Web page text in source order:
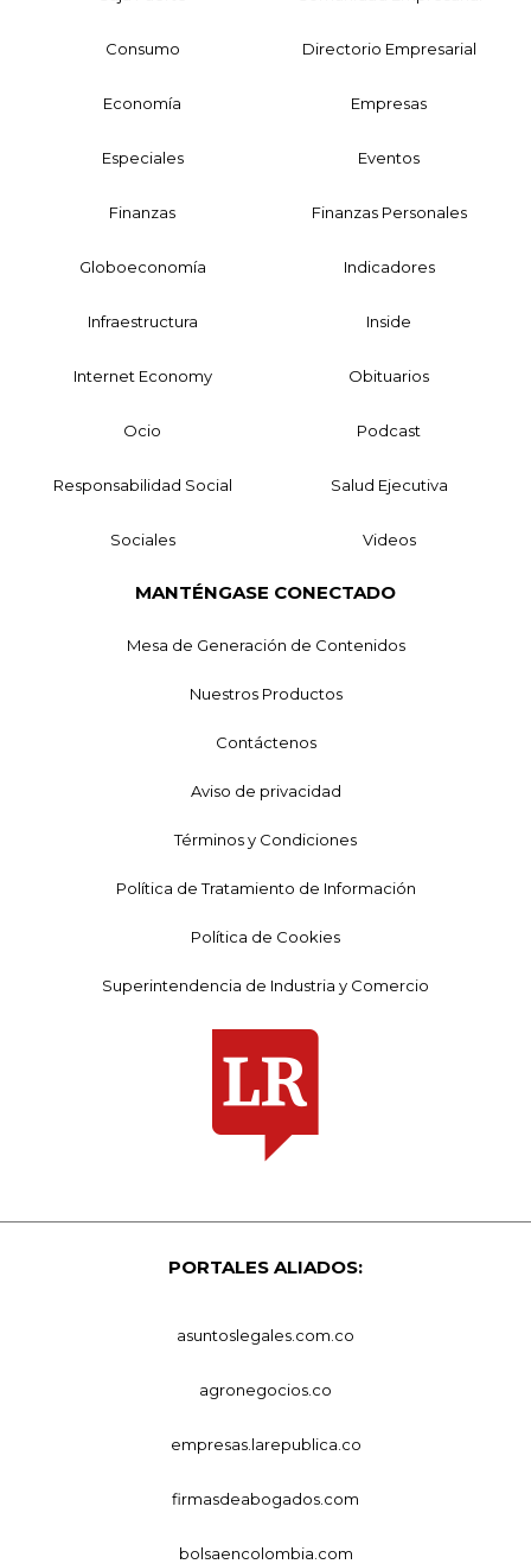
Consumo Directorio Empresarial
Economía Empresas
Especiales Eventos
Finanzas Finanzas Personales
Globoeconomía Indicadores
Infraestructura Inside
Internet Economy Obituarios
Ocio Podcast
Responsabilidad Social Salud Ejecutiva
Sociales Videos
MANTÉNGASE CONECTADO
Mesa de Generación de Contenidos
Nuestros Productos
Contáctenos
Aviso de privacidad
Términos y Condiciones
Política de Tratamiento de Información
Política de Cookies
Superintendencia de Industria y Comercio
PORTALES ALIADOS:
asuntoslegales.com.co
agronegocios.co
empresas.larepublica.co
firmasdeabogados.com
bolsaencolombia.com